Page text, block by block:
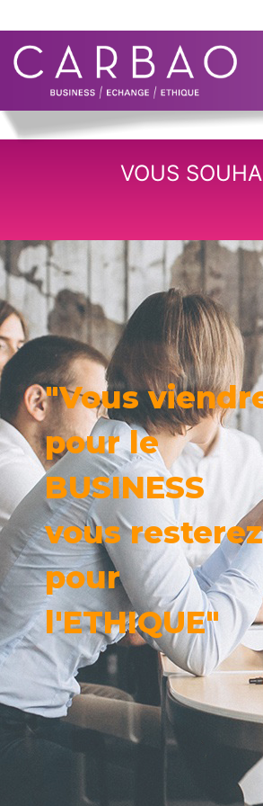
VOUS
"Vous
pour le
BUSINESS
vous resterez
pour
l'ETHIQUE"